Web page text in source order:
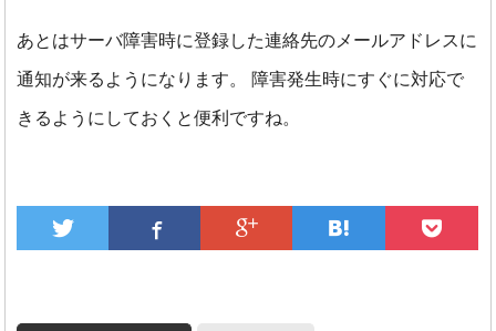
あとはサーバ障害時に登録した連絡先のメールアドレスに
通知が来るようになります。 障害発生時にすぐに対応で
きるようにしておくと便利ですね。